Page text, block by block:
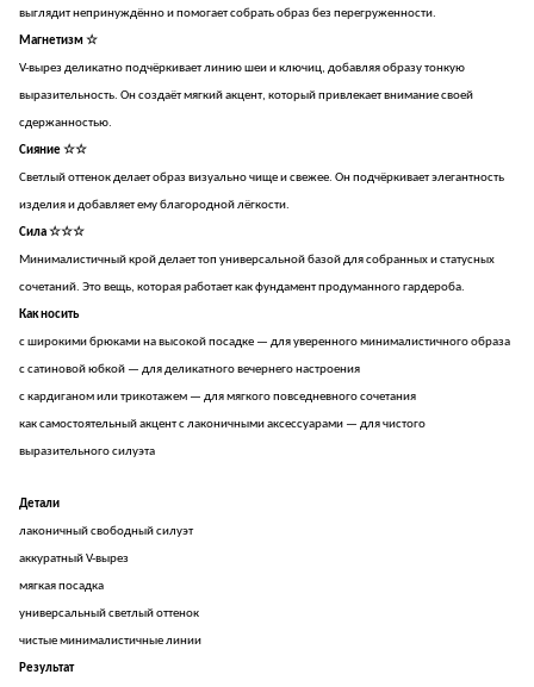
выглядит непринуждённо и помогает собрать образ без перегруженности.
Магнетизм ☆
V-вырез деликатно подчёркивает линию шеи и ключиц, добавляя образу тонкую
выразительность. Он создаёт мягкий акцент, который привлекает внимание своей
сдержанностью.
Сияние ☆☆
Светлый оттенок делает образ визуально чище и свежее. Он подчёркивает элегантность
изделия и добавляет ему благородной лёгкости.
Сила ☆☆☆
Минималистичный крой делает топ универсальной базой для собранных и статусных
сочетаний. Это вещь, которая работает как фундамент продуманного гардероба.
Как носить
с широкими брюками на высокой посадке — для уверенного минималистичного образа
с сатиновой юбкой — для деликатного вечернего настроения
с кардиганом или трикотажем — для мягкого повседневного сочетания
как самостоятельный акцент с лаконичными аксессуарами — для чистого
выразительного силуэта
Детали
лаконичный свободный силуэт
аккуратный V-вырез
мягкая посадка
универсальный светлый оттенок
чистые минималистичные линии
Результат